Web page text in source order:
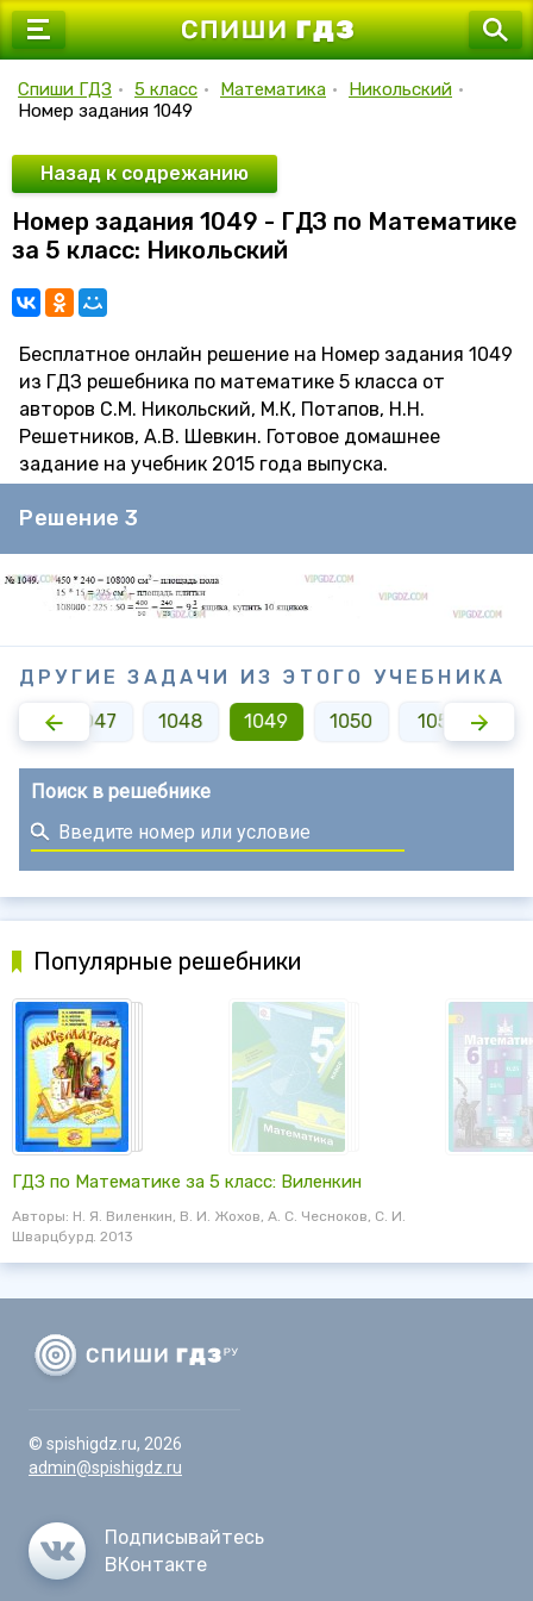
7 класс
9 класс
10 класс
11 класс
Спиши ГДЗ • 5 класс • Математика • Никольский •
Номер задания 1049
Назад к содрежанию
Номер задания 1049 - ГДЗ по Математике
за 5 класс: Никольский
Бесплатное онлайн решение на Номер задания 1049
из ГДЗ решебника по математике 5 класса от
авторов С.М. Никольский, М.К, Потапов, Н.Н.
Решетников, А.В. Шевкин. Готовое домашнее
задание на учебник 2015 года выпуска.
Решение 3
ДРУГИЕ ЗАДАЧИ ИЗ ЭТОГО УЧЕБНИКА
1047 1048 1049 1050 1051
Поиск в решебнике
Популярные решебники
ГДЗ по Математике за 5 класс: Виленкин
Авторы: Н. Я. Виленкин, В. И. Жохов, А. С. Чесноков, С. И.
Шварцбурд. 2013
© spishigdz.ru, 2026
admin@spishigdz.ru
Подписывайтесь
ВКонтакте